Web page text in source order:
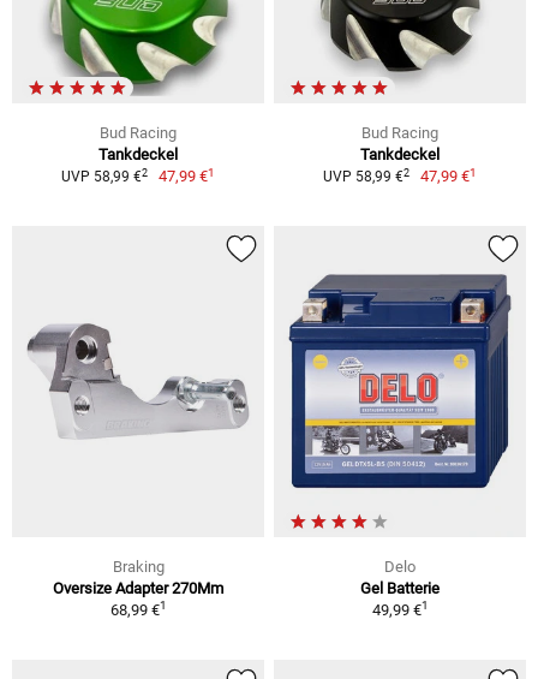
Bud Racing
Tankdeckel
UVP 58,99 €2 47,99 €1
Bud Racing
Tankdeckel
UVP 58,99 €2 47,99 €1
Braking
Oversize Adapter 270Mm
68,99 €1
Delo
Gel Batterie
49,99 €1